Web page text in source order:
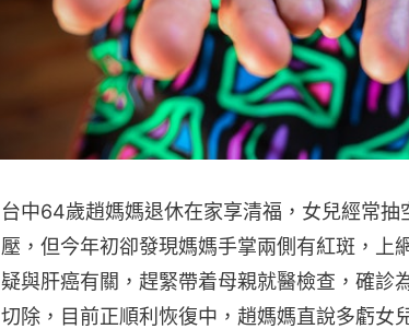
台中64歲趙媽媽退休在家享清福，女兒經常抽
壓，但今年初卻發現媽媽手掌兩側有紅斑，上
疑與肝癌有關，趕緊帶着母親就醫檢查，確診
切除，目前正順利恢復中，趙媽媽直說多虧女